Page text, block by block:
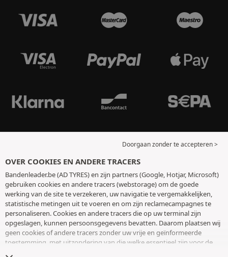
Doorgaan zonder te accepteren >
OVER COOKIES EN ANDERE TRACERS
Bandenleader.be (AD TYRES) en zijn partners (Google, Hotjar, Microsoft)
gebruiken cookies en andere tracers (webstorage) om de goede
werking van de site te verzekeren, uw navigatie te vergemakkelijken,
statistische metingen uit te voeren en om zijn reclamecampagnes te
personaliseren. Cookies en andere tracers die op uw terminal zijn
opgeslagen, kunnen persoonsgegevens bevatten. Daarom plaatsen wij
geen cookies of andere tracers zonder uw vrije en geïnformeerde
toestemming, met uitzondering van die welke essentieel zijn voor de